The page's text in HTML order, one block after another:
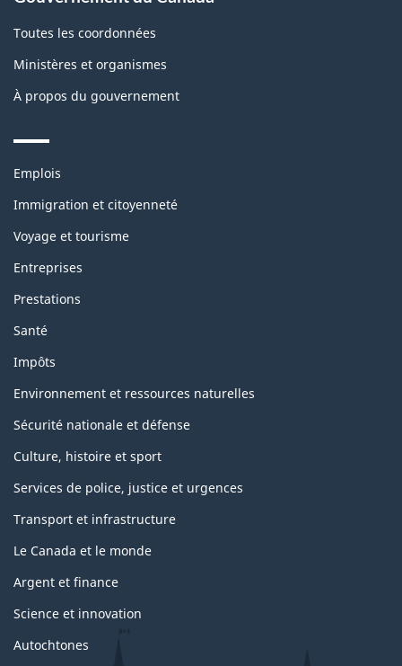
Toutes les coordonnées
Ministères et organismes
À propos du gouvernement
Themes
topics
Emplois
Immigration et citoyenneté
Voyage et tourisme
Entreprises
Prestations
Santé
Impôts
Environnement et ressources naturelles
Sécurité nationale et défense
Culture, histoire et sport
Services de police, justice et urgences
Transport et infrastructure
Le Canada et le monde
Argent et finance
Science et innovation
Autochtones